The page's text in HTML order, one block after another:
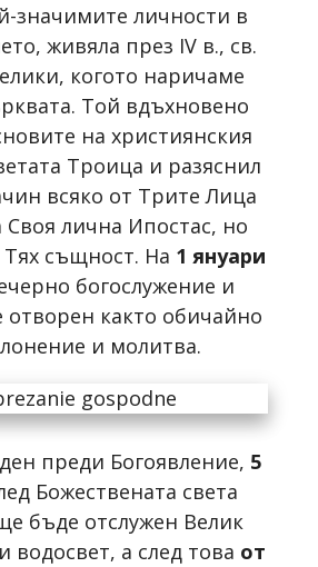
значимите личности в
живяла през IV в., св.
когото наричаме
Той вдъхновено
на християнския
Троица и разяснил
всяко от Трите Лица
Своя лична Ипостас, но
същност. На 1 януари
богослужение и
както обичайно
и молитва.
преди Богоявление, 5
Божествената света
бъде отслужен Велик
водосвет, а след това от